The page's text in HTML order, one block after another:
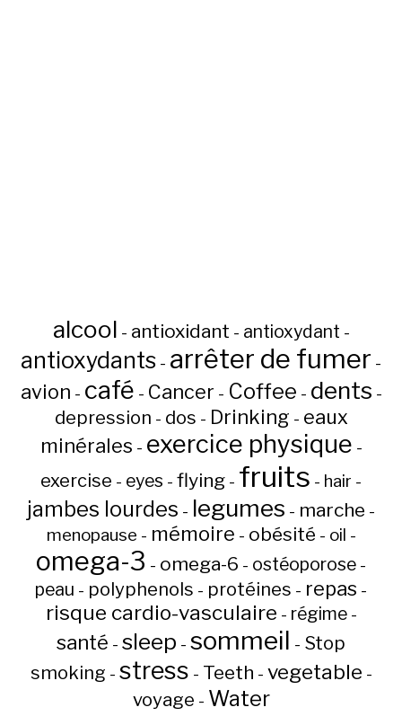
alcool - antioxidant - antioxydant -
antioxydants - arrêter de fumer -
avion - café - Cancer - Coffee - dents -
depression - dos - Drinking - eaux
minérales - exercice physique -
exercise - eyes - flying - fruits - hair -
jambes lourdes - legumes - marche -
menopause - mémoire - obésité - oil -
omega-3 - omega-6 - ostéoporose -
peau - polyphenols - protéines - repas -
risque cardio-vasculaire - régime-
santé - sleep - sommeil - Stop
smoking - stress - Teeth - vegetable -
voyage - Water